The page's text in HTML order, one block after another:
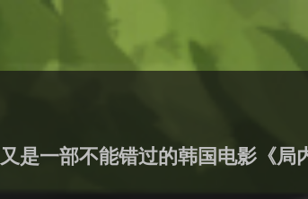
又是一部不能错过的韩国电影《局